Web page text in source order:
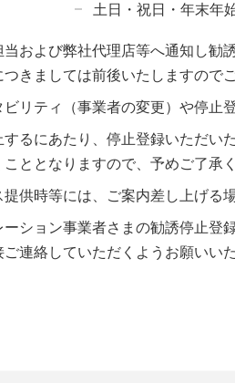
土日・祝日・年末年
当および弊社代理店等へ通知し勧
つきましては前後いたしますので
ビリティ（事業者の変更）や停止
するにあたり、停止登録いただい
こととなりますので、予めご了承
提供時等には、ご案内差し上げる
ーション事業者さまの勧誘停止登
ご連絡していただくようお願いい